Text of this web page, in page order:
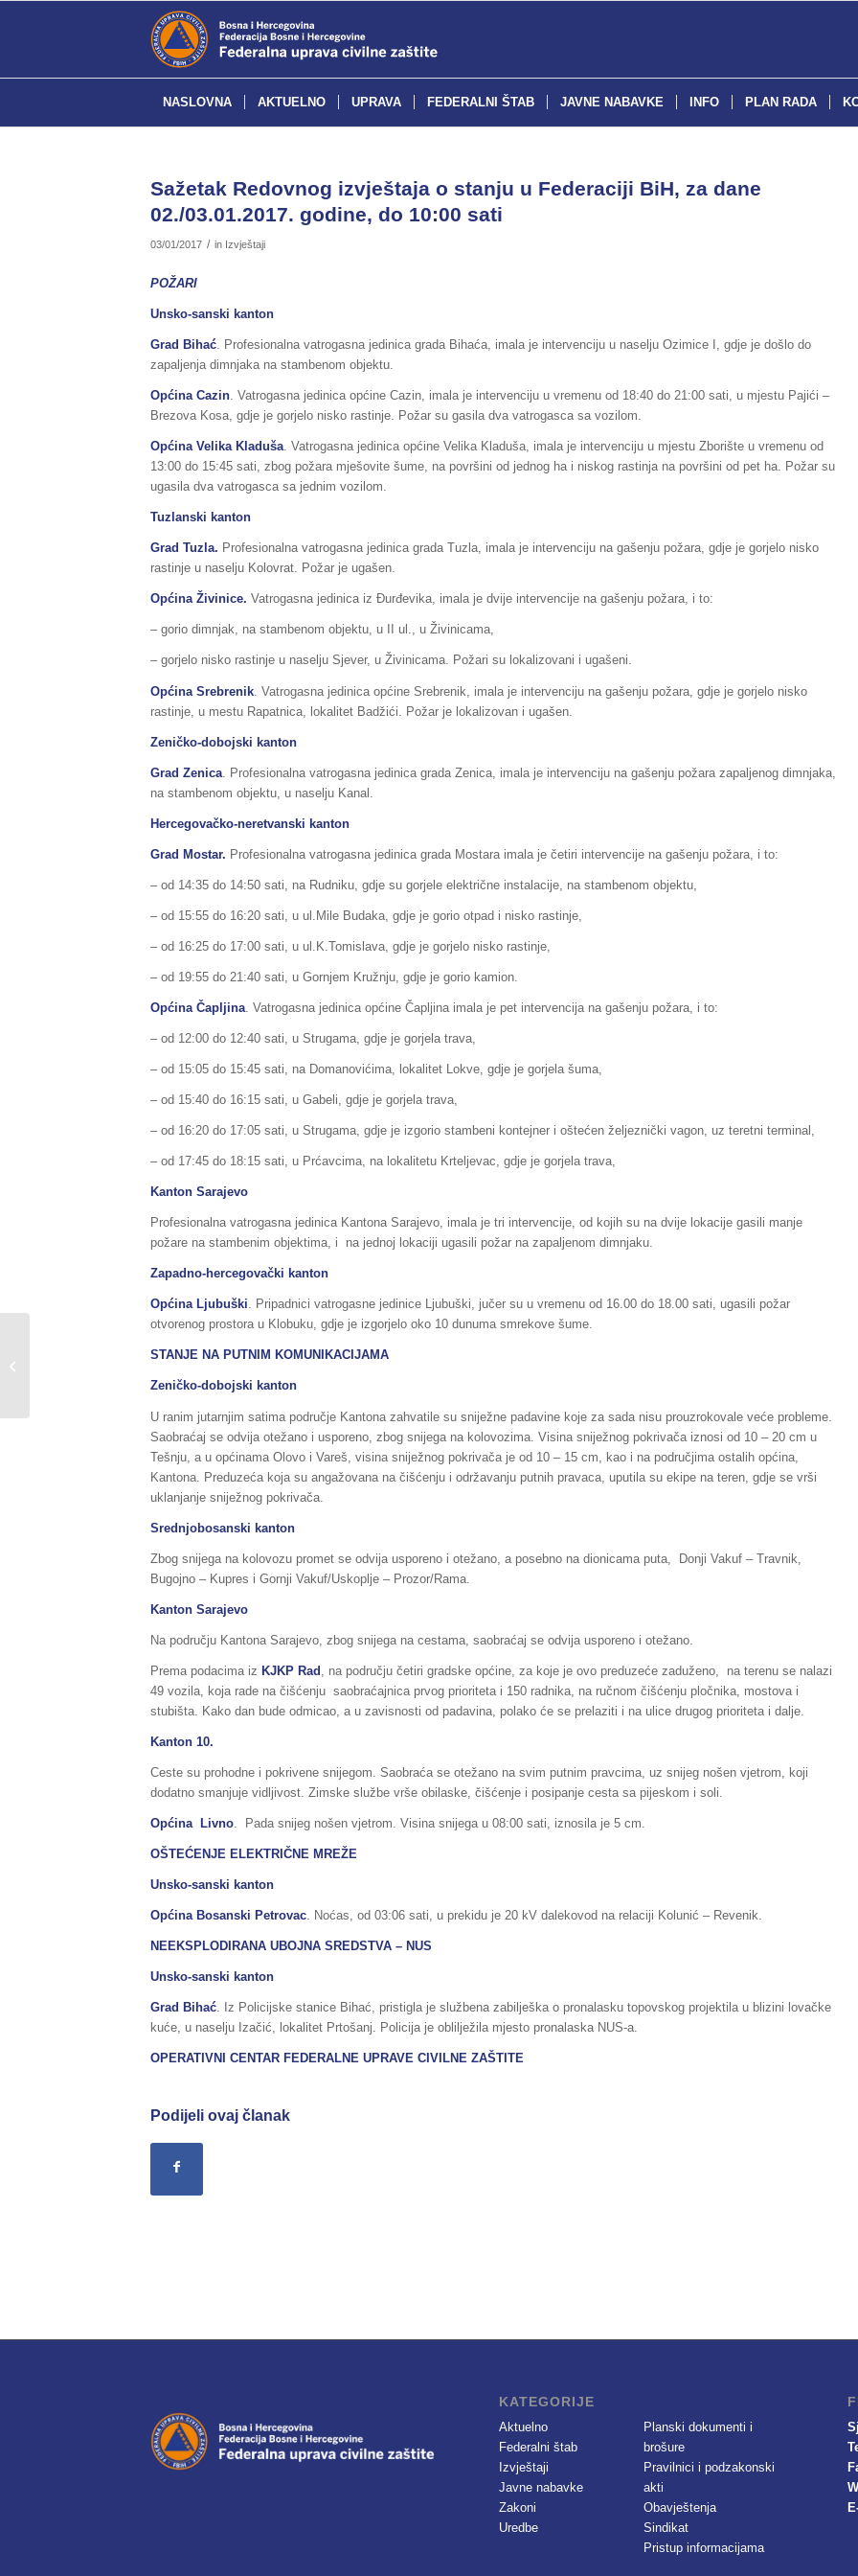
NASLOVNA AKTUELNO UPRAVA FEDERALNI ŠTAB JAVNE NABAVKE INFO PLAN RADA
Sažetak Redovnog izvještaja o stanju u Federaciji BiH, za dane
02./03.01.2017. godine, do 10:00 sati
03/01/2017 / in Izvještaji
POŽARI
Unsko-sanski kanton
Grad Bihać. Profesionalna vatrogasna jedinica grada Bihaća, imala je intervenciju u naselju Ozimice I, gdje je došlo do
zapaljenja dimnjaka na stambenom objektu.
Općina Cazin. Vatrogasna jedinica općine Cazin, imala je intervenciju u vremenu od 18:40 do 21:00 sati, u mjestu Pajići –
Brezova Kosa, gdje je gorjelo nisko rastinje. Požar su gasila dva vatrogasca sa vozilom.
Općina Velika Kladuša. Vatrogasna jedinica općine Velika Kladuša, imala je intervenciju u mjestu Zborište u vremenu od
13:00 do 15:45 sati, zbog požara mješovite šume, na površini od jednog ha i niskog rastinja na površini od pet ha. Požar su
ugasila dva vatrogasca sa jednim vozilom.
Tuzlanski kanton
Grad Tuzla. Profesionalna vatrogasna jedinica grada Tuzla, imala je intervenciju na gašenju požara, gdje je gorjelo nisko
rastinje u naselju Kolovrat. Požar je ugašen.
Općina Živinice. Vatrogasna jedinica iz Đurđevika, imala je dvije intervencije na gašenju požara, i to:
– gorio dimnjak, na stambenom objektu, u II ul., u Živinicama,
– gorjelo nisko rastinje u naselju Sjever, u Živinicama. Požari su lokalizovani i ugašeni.
Općina Srebrenik . Vatrogasna jedinica općine Srebrenik, imala je intervenciju na gašenju požara, gdje je gorjelo nisko
rastinje, u mestu Rapatnica, lokalitet Badžići. Požar je lokalizovan i ugašen.
Zeničko-dobojski kanton
Grad Zenica . Profesionalna vatrogasna jedinica grada Zenica, imala je intervenciju na gašenju požara zapaljenog dimnjaka,
na stambenom objektu, u naselju Kanal.
Hercegovačko-neretvanski kanton
Grad Mostar. Profesionalna vatrogasna jedinica grada Mostara imala je četiri intervencije na gašenju požara, i to:
– od 14:35 do 14:50 sati, na Rudniku, gdje su gorjele električne instalacije, na stambenom objektu,
– od 15:55 do 16:20 sati, u ul.Mile Budaka, gdje je gorio otpad i nisko rastinje,
– od 16:25 do 17:00 sati, u ul.K.Tomislava, gdje je gorjelo nisko rastinje,
– od 19:55 do 21:40 sati, u Gornjem Kružnju, gdje je gorio kamion.
Općina Čapljina . Vatrogasna jedinica općine Čapljina imala je pet intervencija na gašenju požara, i to:
– od 12:00 do 12:40 sati, u Strugama, gdje je gorjela trava,
– od 15:05 do 15:45 sati, na Domanovićima, lokalitet Lokve, gdje je gorjela šuma,
– od 15:40 do 16:15 sati, u Gabeli, gdje je gorjela trava,
– od 16:20 do 17:05 sati, u Strugama, gdje je izgorio stambeni kontejner i oštećen željeznički vagon, uz teretni terminal,
– od 17:45 do 18:15 sati, u Prćavcima, na lokalitetu Krteljevac, gdje je gorjela trava,
Kanton Sarajevo
Profesionalna vatrogasna jedinica Kantona Sarajevo, imala je tri intervencije, od kojih su na dvije lokacije gasili manje
požare na stambenim objektima, i na jednoj lokaciji ugasili požar na zapaljenom dimnjaku.
Zapadno-hercegovački kanton
Općina Ljubuški. Pripadnici vatrogasne jedinice Ljubuški, jučer su u vremenu od 16.00 do 18.00 sati, ugasili požar
otvorenog prostora u Klobuku, gdje je izgorjelo oko 10 dunuma smrekove šume.
STANJE NA PUTNIM KOMUNIKACIJAMA
Zeničko-dobojski kanton
U ranim jutarnjim satima područje Kantona zahvatile su sniježne padavine koje za sada nisu prouzrokovale veće probleme.
Saobraćaj se odvija otežano i usporeno, zbog snijega na kolovozima. Visina sniježnog pokrivača iznosi od 10 – 20 cm u
Tešnju, a u općinama Olovo i Vareš, visina sniježnog pokrivača je od 10 – 15 cm, kao i na područjima ostalih općina,
Kantona. Preduzeća koja su angažovana na čišćenju i održavanju putnih pravaca, uputila su ekipe na teren, gdje se vrši
uklanjanje sniježnog pokrivača.
Srednjobosanski kanton
Zbog snijega na kolovozu promet se odvija usporeno i otežano, a posebno na dionicama puta, Donji Vakuf – Travnik,
Bugojno – Kupres i Gornji Vakuf/Uskoplje – Prozor/Rama.
Kanton Sarajevo
Na području Kantona Sarajevo, zbog snijega na cestama, saobraćaj se odvija usporeno i otežano.
Prema podacima iz KJKP Rad , na području četiri gradske općine, za koje je ovo preduzeće zaduženo, na terenu se nalazi
49 vozila, koja rade na čišćenju saobraćajnica prvog prioriteta i 150 radnika, na ručnom čišćenju pločnika, mostova i
stubišta. Kako dan bude odmicao, a u zavisnosti od padavina, polako će se prelaziti i na ulice drugog prioriteta i dalje.
Kanton 10.
Ceste su prohodne i pokrivene snijegom. Saobraća se otežano na svim putnim pravcima, uz snijeg nošen vjetrom, koji
dodatno smanjuje vidljivost. Zimske službe vrše obilaske, čišćenje i posipanje cesta sa pijeskom i soli.
Općina Livno . Pada snijeg nošen vjetrom. Visina snijega u 08:00 sati, iznosila je 5 cm.
OŠTEĆENJE ELEKTRIČNE MREŽE
Unsko-sanski kanton
Općina Bosanski Petrovac. Noćas, od 03:06 sati, u prekidu je 20 kV dalekovod na relaciji Kolunić – Revenik.
NEEKSPLODIRANA UBOJNA SREDSTVA – NUS
Unsko-sanski kanton
Grad Bihać. Iz Policijske stanice Bihać, pristigla je službena zabilješka o pronalasku topovskog projektila u blizini lovačke
kuće, u naselju Izačić, lokalitet Prtošanj. Policija je oblilježila mjesto pronalaska NUS-a.
OPERATIVNI CENTAR FEDERALNE UPRAVE CIVILNE ZAŠTITE
Podijeli ovaj članak
KATEGORIJE
Aktuelno
Federalni štab
Izvještaji
Javne nabavke
Zakoni
Uredbe
Planski dokumenti i
brošure
Pravilnici i podzakonski
akti
Obavještenja
Sindikat
Pristup informacijama